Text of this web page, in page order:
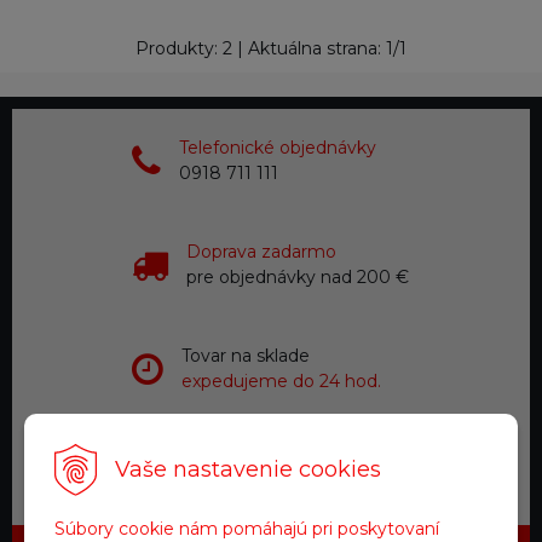
Vaše nastavenie cookies
Súbory cookie nám pomáhajú pri poskytovaní
Produkty: 2 | Aktuálna strana: 1/1
Telefonické objednávky
0918 711 111
Doprava zadarmo
pre objednávky nad 200 €
Tovar na sklade
expedujeme do 24 hod.
Zákaznícky servis